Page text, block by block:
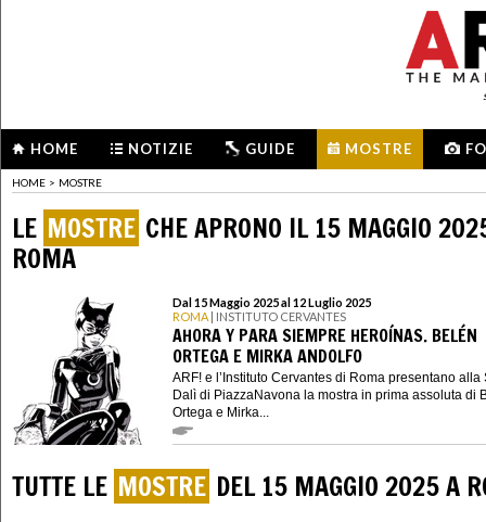
HOME NOTIZIE GUIDE MOSTRE
HOME > MOSTRE
LE MOSTRE CHE APRONO IL 15 MAGGIO
ROMA
Dal 15 Maggio 2025 al 12 Luglio 2025
ROMA | INSTITUTO CERVANTES
AHORA Y PARA SIEMPRE HEROÍNAS. BELÉN
ORTEGA E MIRKA ANDOLFO
ARF! e l’Instituto Cervantes di Roma presentano alla
Dalì di PiazzaNavona la mostra in prima assoluta di
Ortega e Mirka...
TUTTE LE MOSTRE DEL 15 MAGGIO 2025 A